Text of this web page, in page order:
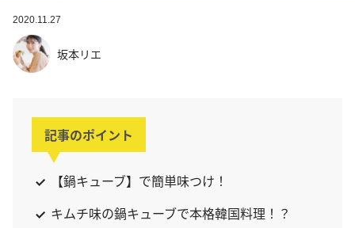
2020.11.27
坂本リエ
記事のポイント
【鍋キューブ】で簡単味つけ！
キムチ味の鍋キューブで本格韓国料理！？